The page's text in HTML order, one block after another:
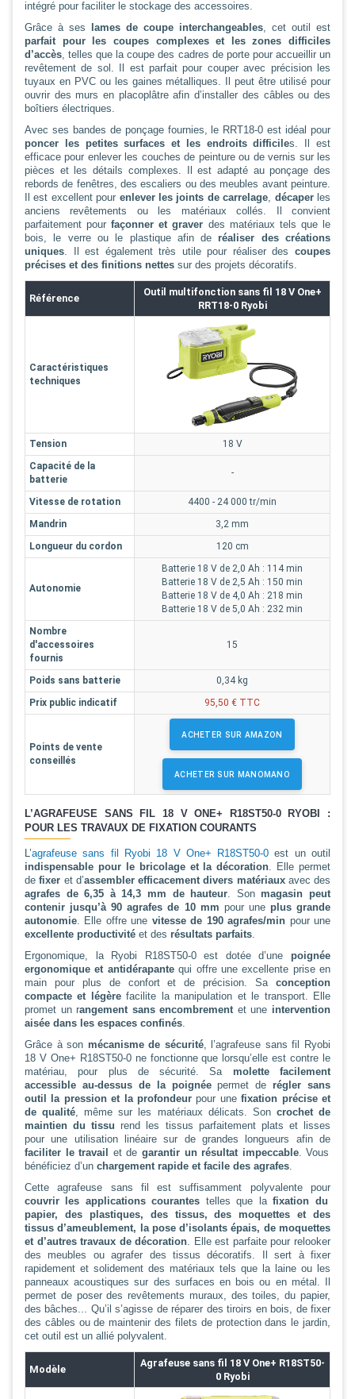
intégré pour faciliter le stockage des accessoires.
Grâce à ses
lames de coupe interchangeables, cet outil est
parfait pour les coupes complexes et les zones difficiles
d’accès, telles que la coupe des cadres de porte pour accueillir un
revêtement de sol. Il est parfait pour couper avec précision les
tuyaux en PVC ou les gaines métalliques. Il peut être utilisé pour
ouvrir des murs en placoplâtre afin d’installer des câbles ou des
boîtiers électriques.
Avec ses bandes de ponçage fournies, le RRT18-0 est idéal pour
poncer les petites surfaces et les endroits difficiles. Il est
efficace pour enlever les couches de peinture ou de vernis sur les
pièces et les détails complexes. Il est adapté au ponçage des
rebords de fenêtres, des escaliers ou des meubles avant peinture.
Il est excellent pour enlever les joints de carrelage, décaperles
anciens revêtements ou les matériaux collés. Il convient
parfaitement pour façonner et graver des matériaux tels que le
bois, le verre ou le plastique afin deréaliser des créations
uniques. Il est également très utile pour réaliser des
coupes
précises et des finitions nettes sur des projets décoratifs.
Référence
Outil multifonction sans fil 18 V One+
RRT18-0 Ryobi
Caractéristiques
techniques
Tension
18 V
Capacité de la
batterie
-
Vitesse de rotation
4400 - 24 000 tr/min
Mandrin
3,2 mm
Longueur du cordon
120 cm
Autonomie
Batterie 18 V de 2,0 Ah : 114 min
Batterie 18 V de 2,5 Ah : 150 min
Batterie 18 V de 4,0 Ah : 218 min
Batterie 18 V de 5,0 Ah : 232 min
Nombre
d'accessoires
fournis
15
Poids sans batterie
0,34 kg
Prix public indicatif
95,50 € TTC
Points de vente
conseillés
ACHETER SUR AMAZON
ACHETER SUR MANOMANO
L’AGRAFEUSE SANS FIL 18 V ONE+ R18ST50-0 RYOBI :
POUR LES TRAVAUX DE FIXATION COURANTS
L’agrafeuse sans fil Ryobi 18 V One+ R18ST50-0 est un outil
indispensable pour le bricolage et la décoration. Elle permet
defixer et d’assembler efficacement divers matériaux avec des
agrafes de 6,35 à 14,3 mm de hauteur. Sonmagasin peut
contenir jusqu’à 90 agrafes de 10 mm pour une plus grande
autonomie. Elle offre une vitesse de 190 agrafes/min pour une
excellente productivité et des résultats parfaits.
Ergonomique, la Ryobi R18ST50-0 est dotée d’une poignée
ergonomique et antidérapantequi offre une excellente prise en
main pour plus de confort et de précision. Sa conception
compacte et légèrefacilite la manipulation et le transport. Elle
promet un rangement sans encombrement et une intervention
aisée dans les espaces confinés.
Grâce à son mécanisme de sécurité, l’agrafeuse sans fil Ryobi
18 V One+ R18ST50-0 ne fonctionne que lorsqu’elle est contre le
matériau, pour plus de sécurité. Sa molette facilement
accessible au-dessus de la poignéepermet derégler sans
outil la pression et la profondeurpour unefixation précise et
de qualité, même sur les matériaux délicats. Son crochet de
maintien du tissu rend les tissus parfaitement plats et lisses
pour une utilisation linéaire sur de grandes longueurs afin de
faciliter le travail et de garantir un résultat impeccable. Vous
bénéficiez d’un chargement rapide et facile des agrafes.
Cette agrafeuse sans fil est suffisamment polyvalente pour
couvrir les applications courantes telles que lafixation du
papier, des plastiques, des tissus, des moquettes et des
tissus d’ameublement, la pose d’isolants épais, de moquettes
et d’autres travaux de décoration. Elle est parfaite pour relooker
des meubles ou agrafer des tissus décoratifs. Il sert à fixer
rapidement et solidement des matériaux tels que la laine ou les
panneaux acoustiques sur des surfaces en bois ou en métal. Il
permet de poser des revêtements muraux, des toiles, du papier,
des bâches... Qu’il s’agisse de réparer des tiroirs en bois, de fixer
des câbles ou de maintenir des filets de protection dans le jardin,
cet outil est un allié polyvalent.
Modèle
Agrafeuse sans fil 18 V One+ R18ST50-
0 Ryobi